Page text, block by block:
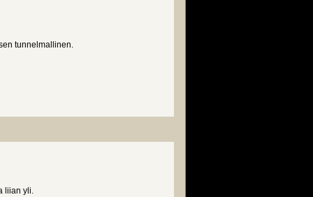
tunnelmallinen.
liian yli.